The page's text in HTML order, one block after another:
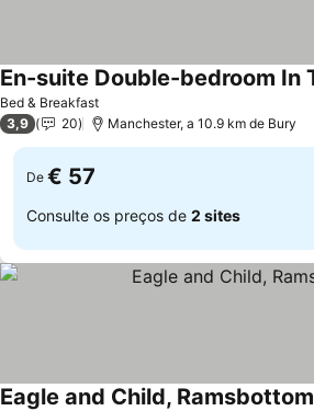
Bed & Breakfast
3,9 20 Manchester, a 10.9 km de Bury
De € 57
Consulte os preços de 2 sites
Eagle and Child, Ramsbottom